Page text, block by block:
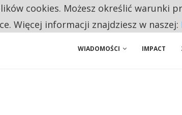
Z EMERYTURY SENIORZY PRZEZNACZAJĄ NA
WIADOMOŚCI IMPACT
cookies. Możesz określić warunki
Więcej informacji znajdziesz w naszej: